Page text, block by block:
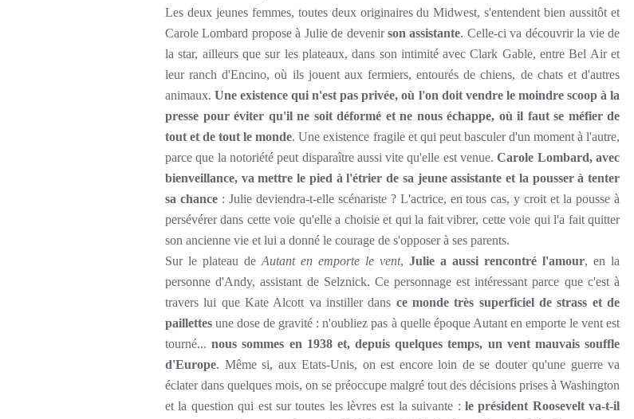
Les deux jeunes femmes, toutes deux originaires du Midwest, s'entendent bien aussitôt et
Carole Lombard propose à Julie de devenirson assistante. Celle-ci va découvrir la vie de
la star, ailleurs que sur les plateaux, dans son intimité avec Clark Gable, entre Bel Air et
leur ranch d'Encino, où ils jouent aux fermiers, entourés de chiens, de chats et d'autres
animaux.Une existence qui n'est pas privée, où l'on doit vendre le moindre scoop à la
presse pour éviter qu'il ne soit déformé et ne nous échappe, où il faut se méfier de
tout et de tout le monde. Une existence fragile et qui peut basculer d'un moment à l'autre,
parce que la notoriété peut disparaître aussi vite qu'elle est venue.Carole Lombard, avec
bienveillance, va mettre le pied à l'étrier de sa jeune assistante et la pousser à tenter
sa chance: Julie deviendra-t-elle scénariste ? L'actrice, en tous cas, y croit et la pousse à
persévérer dans cette voie qu'elle a choisie et qui la fait vibrer, cette voie qui l'a fait quitter
son ancienne vie et lui a donné le courage de s'opposer à ses parents.
Sur le plateau de Autant en emporte le vent, Julie a aussi rencontré l'amour, en la
personne d'Andy, assistant de Selznick. Ce personnage est intéressant parce que c'est à
travers lui que Kate Alcott va instiller dans ce monde très superficiel de strass et de
paillettes une dose de gravité : n'oubliez pas à quelle époque Autant en emporte le vent est
tourné...nous sommes en 1938 et, depuis quelques temps, un vent mauvais souffle
d'Europe. Même si, aux Etats-Unis, on est encore loin de se douter qu'une guerre va
éclater dans quelques mois, on se préoccupe malgré tout des décisions prises à Washington
et la question qui est sur toutes les lèvres est la suivante : le président Roosevelt va-t-il